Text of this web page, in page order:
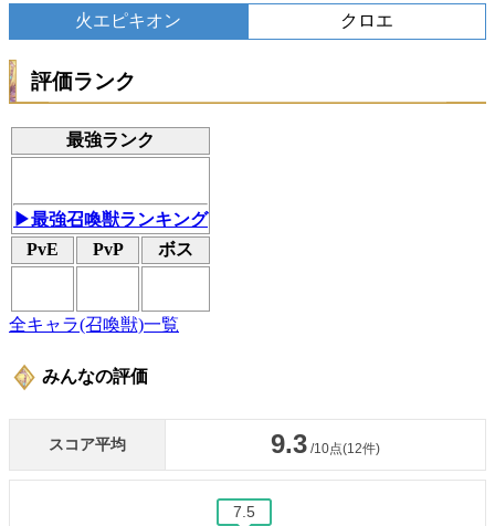
火エピキオン クロエ
評価ランク
最強ランク
▶最強召喚獣ランキング
PvE
PvP ボス
全キャラ(召喚獣)一覧
みんなの評価